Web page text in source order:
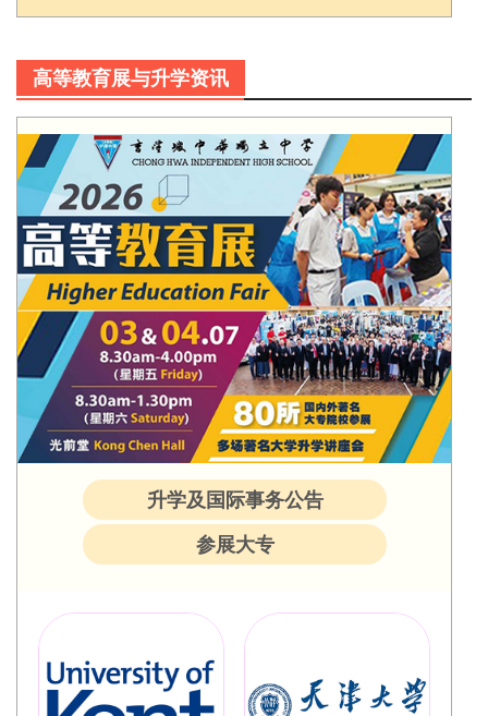
高等教育展与升学资讯
升学及国际事务公告
参展大专